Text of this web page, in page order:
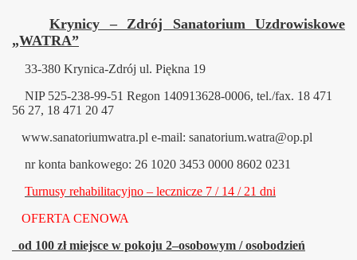
Krynicy – Zdrój Sanatorium Uzdrowiskowe
„WATRA”
33-380 Krynica-Zdrój ul. Piękna 19
NIP 525-238-99-51 Regon 140913628-0006, tel./fax. 18 471
56 27, 18 471 20 47
www.sanatoriumwatra.pl e-mail: sanatorium.watra@op.pl
nr konta bankowego: 26 1020 3453 0000 8602 0231
Turnusy rehabilitacyjno – lecznicze 7 / 14 / 21 dni
OFERTA CENOWA
od 100 zł miejsce w pokoju 2–osobowym / osobodzień